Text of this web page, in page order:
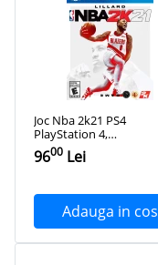
Joc Nba 2k21 PS4
PlayStation 4,
Second-Hand
9600 Lei
Adauga in cos